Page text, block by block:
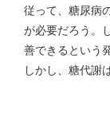
従って、糖尿病
が必要だろう。
善できるという
しかし、糖代謝